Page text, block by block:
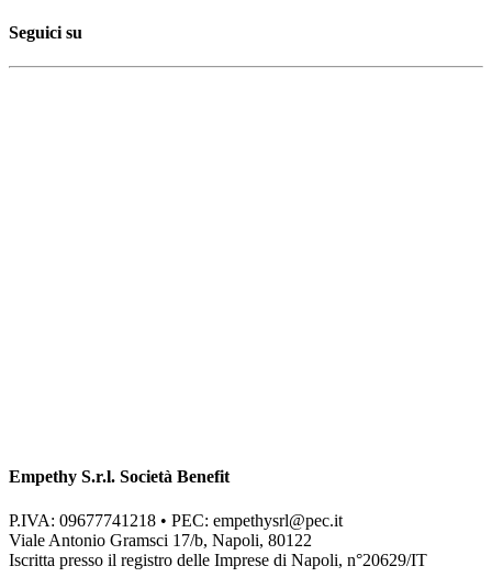
Seguici su
Empethy S.r.l. Società Benefit
P.IVA: 09677741218 • PEC: empethysrl@pec.it
Viale Antonio Gramsci 17/b, Napoli, 80122
Iscritta presso il registro delle Imprese di Napoli, n°20629/IT